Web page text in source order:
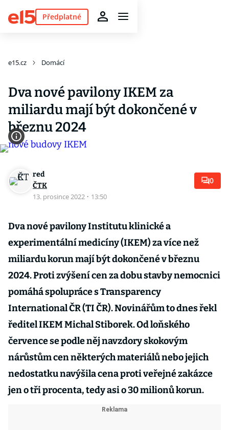
Předplatné
e15.cz Domácí
Dva nové pavilony IKEM za
miliardu mají být dokončené v
březnu 2024
red
ČTK
13. prosince 2022 · 13:50
0
Dva nové pavilony Institutu klinické a
experimentální medicíny (IKEM) za více než
miliardu korun mají být dokončené v březnu
2024. Proti zvýšení cen za dobu stavby nemocnici
pomáhá spolupráce s Transparency
International ČR (TI ČR). Novinářům to dnes řekl
ředitel IKEM Michal Stiborek. Od loňského
července se podle něj navzdory skokovým
nárůstům cen některých materiálů nebo jejich
nedostatku navýšila cena proti veřejné zakázce
jen o tři procenta, tedy asi o 30 milionů korun.